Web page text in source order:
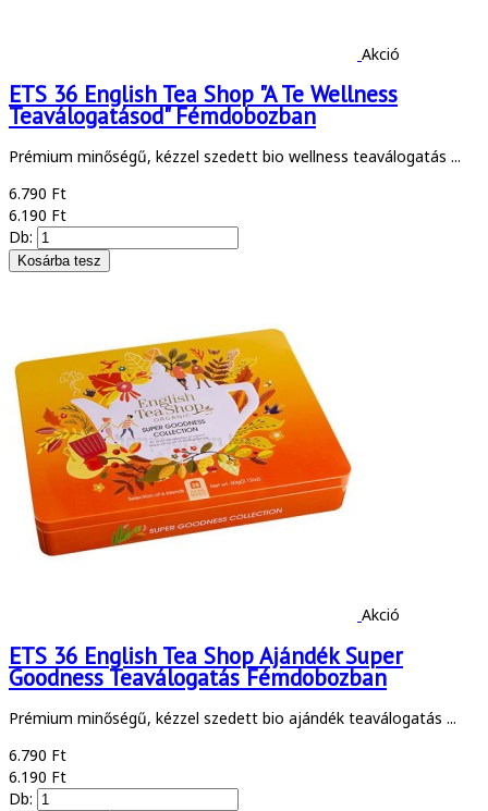
Akció
ETS 36 English Tea Shop "A Te Wellness
Teaválogatásod" Fémdobozban
Prémium minőségű, kézzel szedett bio wellness teaválogatás ...
6.790 Ft
6.190 Ft
Db:
Akció
ETS 36 English Tea Shop Ajándék Super
Goodness Teaválogatás Fémdobozban
Prémium minőségű, kézzel szedett bio ajándék teaválogatás ...
6.790 Ft
6.190 Ft
Db: